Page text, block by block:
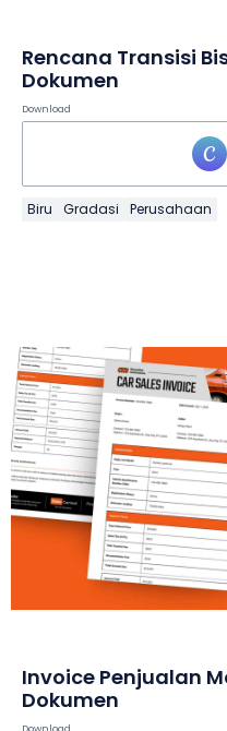
Rencana Transisi
Dokumen
Download
Biru Gradasi Perusahaan
Invoice Penjualan
Dokumen